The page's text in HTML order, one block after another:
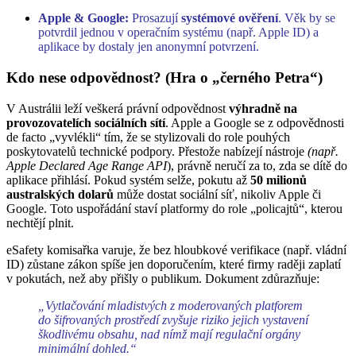
Apple & Google: Prosazujísystémové ověření. Věk by se
potvrdil jednou v operačním systému (např. Apple ID) a
aplikace by dostaly jen anonymní potvrzení.
Kdo nese odpovědnost? (Hra o „černého Petra“)
V Austrálii leží veškerá právní odpovědnost výhradně na
provozovatelích sociálních sítí. Apple a Google se z odpovědnosti
de facto „vyvlékli“ tím, že se stylizovali do role pouhých
poskytovatelů technické podpory. Přestože nabízejí nástroje (např.
Apple Declared Age Range API), právně neručí za to, zda se dítě do
aplikace přihlásí. Pokud systém selže, pokutu až 50 milionů
australských dolarů může dostat sociální síť, nikoliv Apple či
Google. Toto uspořádání staví platformy do role „policajtů“, kterou
nechtějí plnit.
eSafety komisařka varuje, že bez hloubkové verifikace (např. vládní
ID) zůstane zákon spíše jen doporučením, které firmy raději zaplatí
v pokutách, než aby přišly o publikum. Dokument zdůrazňuje:
„Vytlačování mladistvých z moderovaných platforem
do šifrovaných prostředí zvyšuje riziko jejich vystavení
škodlivému obsahu, nad nímž mají regulační orgány
minimální dohled.“